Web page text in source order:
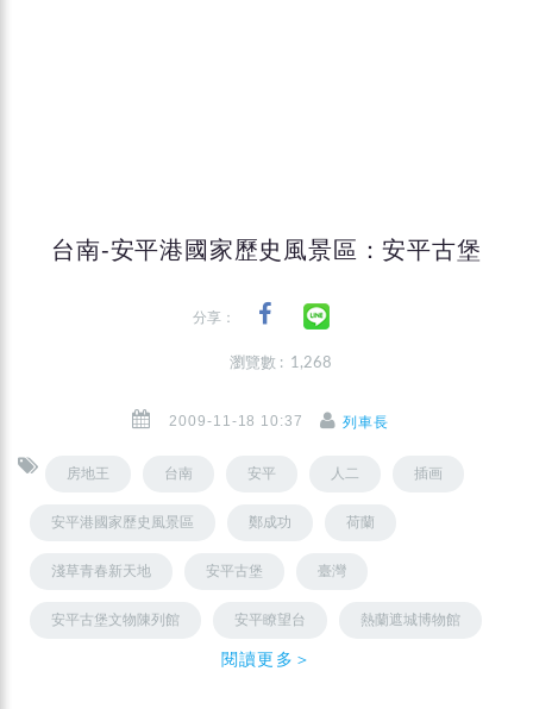
台南-安平港國家歷史風景區：安平古堡
分享：
瀏覽數 : 1,268
2009-11-18 10:37 列車長
房地王 台南 安平 人二 插画
安平港國家歷史風景區 鄭成功 荷蘭
淺草青春新天地 安平古堡 臺灣
安平古堡文物陳列館 安平瞭望台 熱蘭遮城博物館
閱讀更多＞